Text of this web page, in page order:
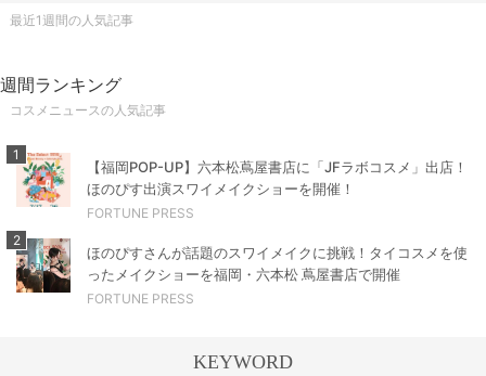
最近1週間の人気記事
週間ランキング
コスメニュースの人気記事
1
【福岡POP-UP】六本松蔦屋書店に「JFラボコスメ」出店！
ほのぴす出演スワイメイクショーを開催！
FORTUNE PRESS
2
ほのぴすさんが話題のスワイメイクに挑戦！タイコスメを使
ったメイクショーを福岡・六本松 蔦屋書店で開催
FORTUNE PRESS
KEYWORD